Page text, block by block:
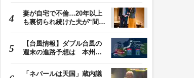
妻が自宅で不倫…20年以上
も裏切られ続けた夫が“間
【台風情報】ダブル台風の
週末の進路予想は 本州は
「ネパールは天国」蔵内議